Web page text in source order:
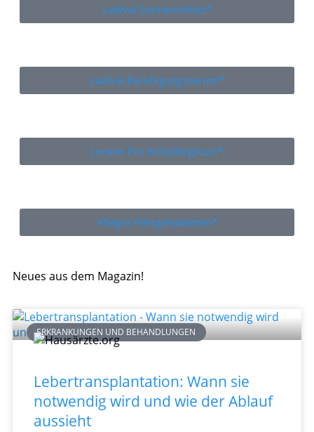
Ladival Sonnenschutz*
Ladival Beruhigungsserum*
Lorano Pro Antiallergikum*
Allegra Allergietabletten*
Neues aus dem Magazin!
ERKRANKUNGEN UND BEHANDLUNGEN
Lebertransplantation: Wann sie
notwendig wird und wie der Ablauf
aussieht